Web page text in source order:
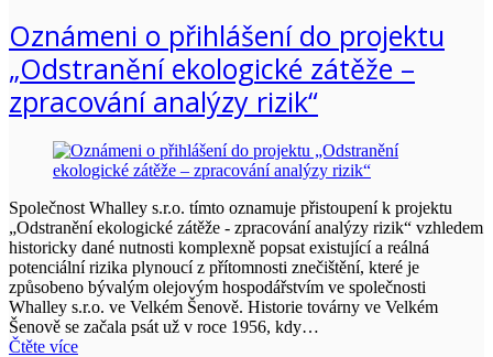
Oznámeni o přihlášení do projektu
„Odstranění ekologické zátěže –
zpracování analýzy rizik“
Společnost Whalley s.r.o. tímto oznamuje přistoupení k projektu
„Odstranění ekologické zátěže - zpracování analýzy rizik“ vzhledem
historicky dané nutnosti komplexně popsat existující a reálná
potenciální rizika plynoucí z přítomnosti znečištění, které je
způsobeno bývalým olejovým hospodářstvím ve společnosti
Whalley s.r.o. ve Velkém Šenově. Historie továrny ve Velkém
Šenově se začala psát už v roce 1956, kdy…
Čtěte více